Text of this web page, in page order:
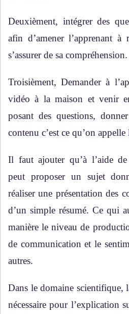
Deuxièment, intégrer des
afin d’amener l’apprenant
s’assurer de sa compréhension.
Troisièment, Demander à
vidéo à la maison et venir
posant des questions,
contenu c’est ce qu’on appelle
Il faut ajouter qu’à l’aide
peut proposer un sujet
réaliser une présentation des
d’un simple résumé. Ce qui
manière le niveau de
de communication et le
autres.
Dans le domaine scientifique,
nécessaire pour l’explication